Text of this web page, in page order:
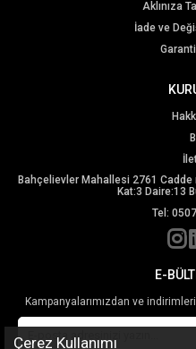
Aklınıza
İade ve
Bahçelievler Mahallesi 2761
Kat:3 Daire:13
Tel:
E-
Kampanyalarımızdan ve
Çerez Kullanımı